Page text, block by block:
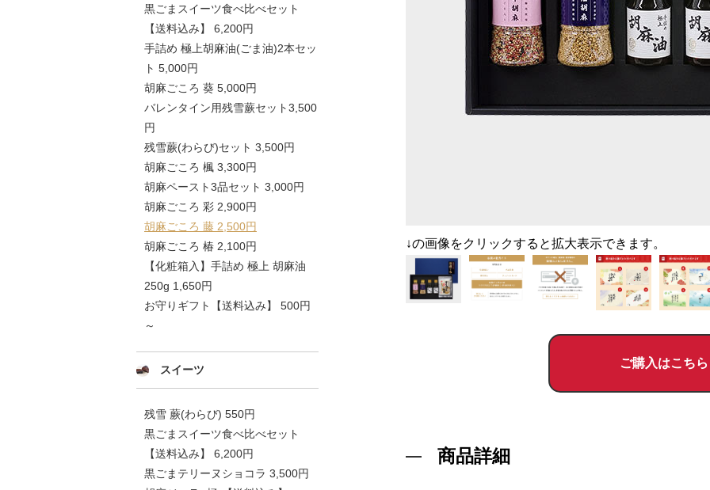
↓の画像をクリックすると拡大表示できます。
ご購入はこちら
商品詳細
黒ごまスイーツ食べ比べセット
【送料込み】 6,200円
手詰め 極上胡麻油(ごま油)2本セッ
ト 5,000円
胡麻ごころ 葵 5,000円
バレンタイン用残雪蕨セット3,500
円
残雪蕨(わらび)セット 3,500円
胡麻ごころ 楓 3,300円
胡麻ペースト3品セット 3,000円
胡麻ごころ 彩 2,900円
胡麻ごころ 藤 2,500円
胡麻ごころ 椿 2,100円
【化粧箱入】手詰め 極上 胡麻油
250g 1,650円
お守りギフト【送料込み】 500円
～
スイーツ
残雪 蕨(わらび) 550円
黒ごまスイーツ食べ比べセット
【送料込み】 6,200円
黒ごまテリーヌショコラ 3,500円